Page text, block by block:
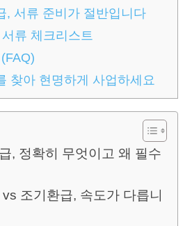
, 서류 준비가 절반입니다
류 체크리스트
찾아 현명하게 사업하세요
, 정확히 무엇이고 왜 필수
조기환급, 속도가 다릅니